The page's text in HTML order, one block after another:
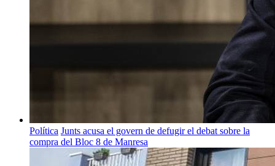
Política Junts acusa el govern de defugir el debat sobre la
compra del Bloc 8 de Manresa